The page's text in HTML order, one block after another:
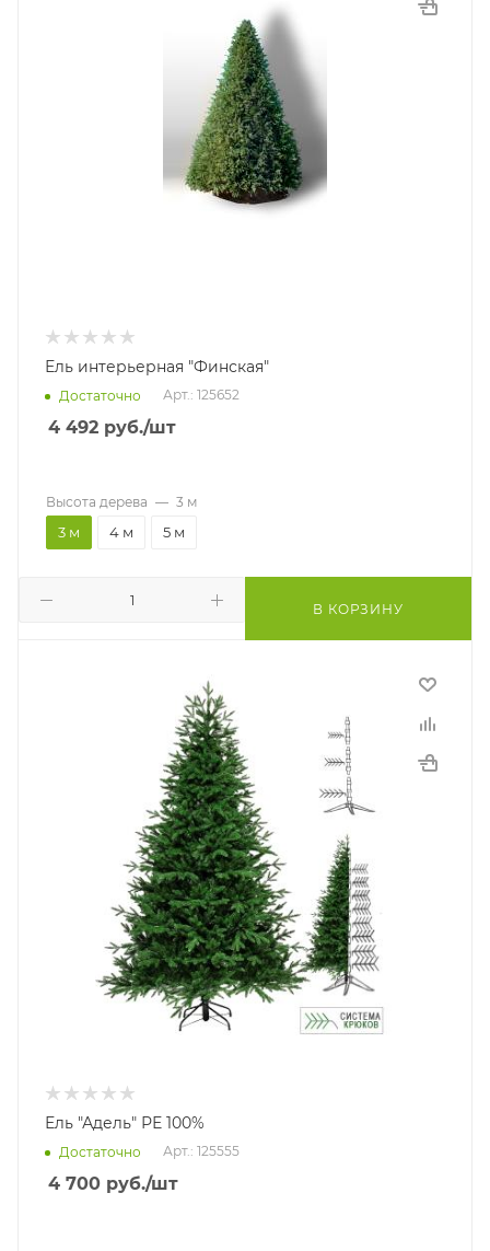
Ель интерьерная "Финская"
Достаточно Арт.: 125652
4 492 руб./шт
В КОРЗИНУ
Высота дерева — 3 м
3 м 4 м 5 м
Ель "Адель" РЕ 100%
Достаточно Арт.: 125555
4 700 руб./шт